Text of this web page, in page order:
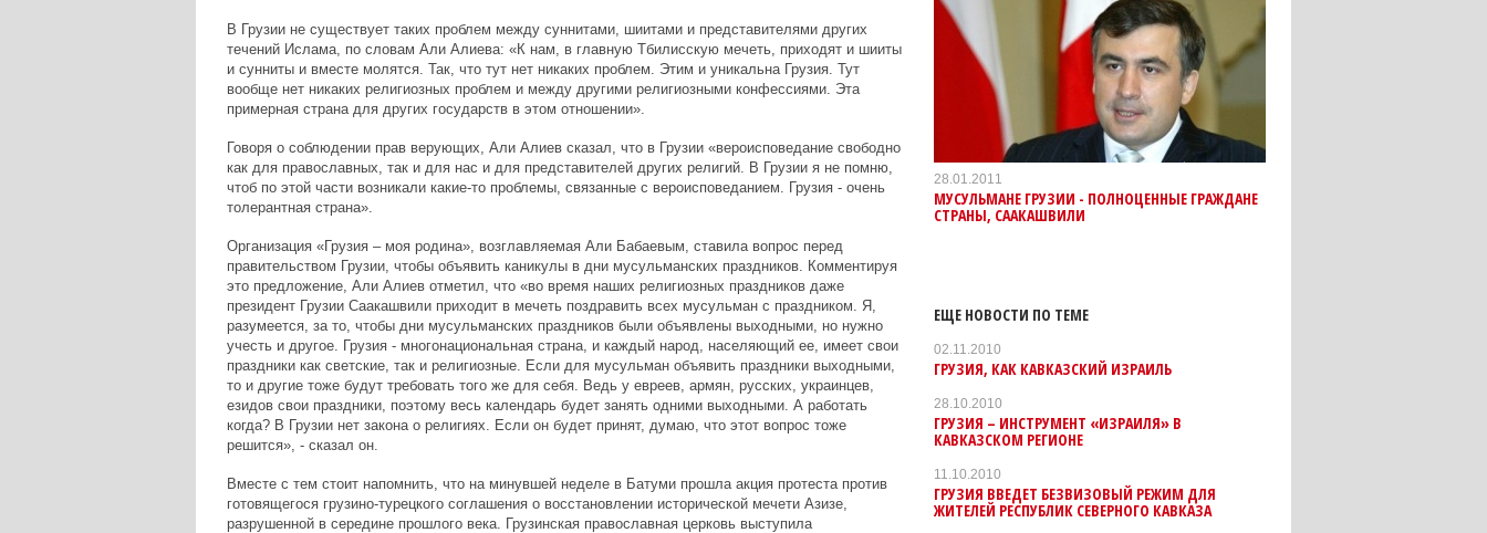
В Грузии не существует таких проблем между суннитами, шиитами и представителями других
течений Ислама, по словам Али Алиева: «К нам, в главную Тбилисскую мечеть, приходят и шииты
и сунниты и вместе молятся. Так, что тут нет никаких проблем. Этим и уникальна Грузия. Тут
вообще нет никаких религиозных проблем и между другими религиозными конфессиями. Эта
примерная страна для других государств в этом отношении».
Говоря о соблюдении прав верующих, Али Алиев сказал, что в Грузии «вероисповедание свободно
как для православных, так и для нас и для представителей других религий. В Грузии я не помню,
чтоб по этой части возникали какие-то проблемы, связанные с вероисповеданием. Грузия - очень
толерантная страна».
Организация «Грузия – моя родина», возглавляемая Али Бабаевым, ставила вопрос перед
правительством Грузии, чтобы объявить каникулы в дни мусульманских праздников. Комментируя
это предложение, Али Алиев отметил, что «во время наших религиозных праздников даже
президент Грузии Саакашвили приходит в мечеть поздравить всех мусульман с праздником. Я,
разумеется, за то, чтобы дни мусульманских праздников были объявлены выходными, но нужно
учесть и другое. Грузия - многонациональная страна, и каждый народ, населяющий ее, имеет свои
праздники как светские, так и религиозные. Если для мусульман объявить праздники выходными,
то и другие тоже будут требовать того же для себя. Ведь у евреев, армян, русских, украинцев,
езидов свои праздники, поэтому весь календарь будет занять одними выходными. А работать
когда? В Грузии нет закона о религиях. Если он будет принят, думаю, что этот вопрос тоже
решится», - сказал он.
Вместе с тем стоит напомнить, что на минувшей неделе в Батуми прошла акция протеста против
готовящегося грузино-турецкого соглашения о восстановлении исторической мечети Азизе,
разрушенной в середине прошлого века. Грузинская православная церковь выступила
28.01.2011
МУСУЛЬМАНЕ ГРУЗИИ - ПОЛНОЦЕННЫЕ ГРАЖДАНЕ
СТРАНЫ, СААКАШВИЛИ
ЕЩЕ НОВОСТИ ПО ТЕМЕ
02.11.2010
ГРУЗИЯ, КАК КАВКАЗСКИЙ ИЗРАИЛЬ
28.10.2010
ГРУЗИЯ – ИНСТРУМЕНТ «ИЗРАИЛЯ» В
КАВКАЗСКОМ РЕГИОНЕ
11.10.2010
ГРУЗИЯ ВВЕДЕТ БЕЗВИЗОВЫЙ РЕЖИМ ДЛЯ
ЖИТЕЛЕЙ РЕСПУБЛИК СЕВЕРНОГО КАВКАЗА